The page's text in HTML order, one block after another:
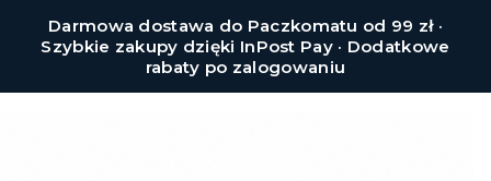
Darmowa dostawa do Paczkomatu od 99 zł ·
Szybkie zakupy dzięki InPost Pay · Dodatkowe
rabaty po zalogowaniu